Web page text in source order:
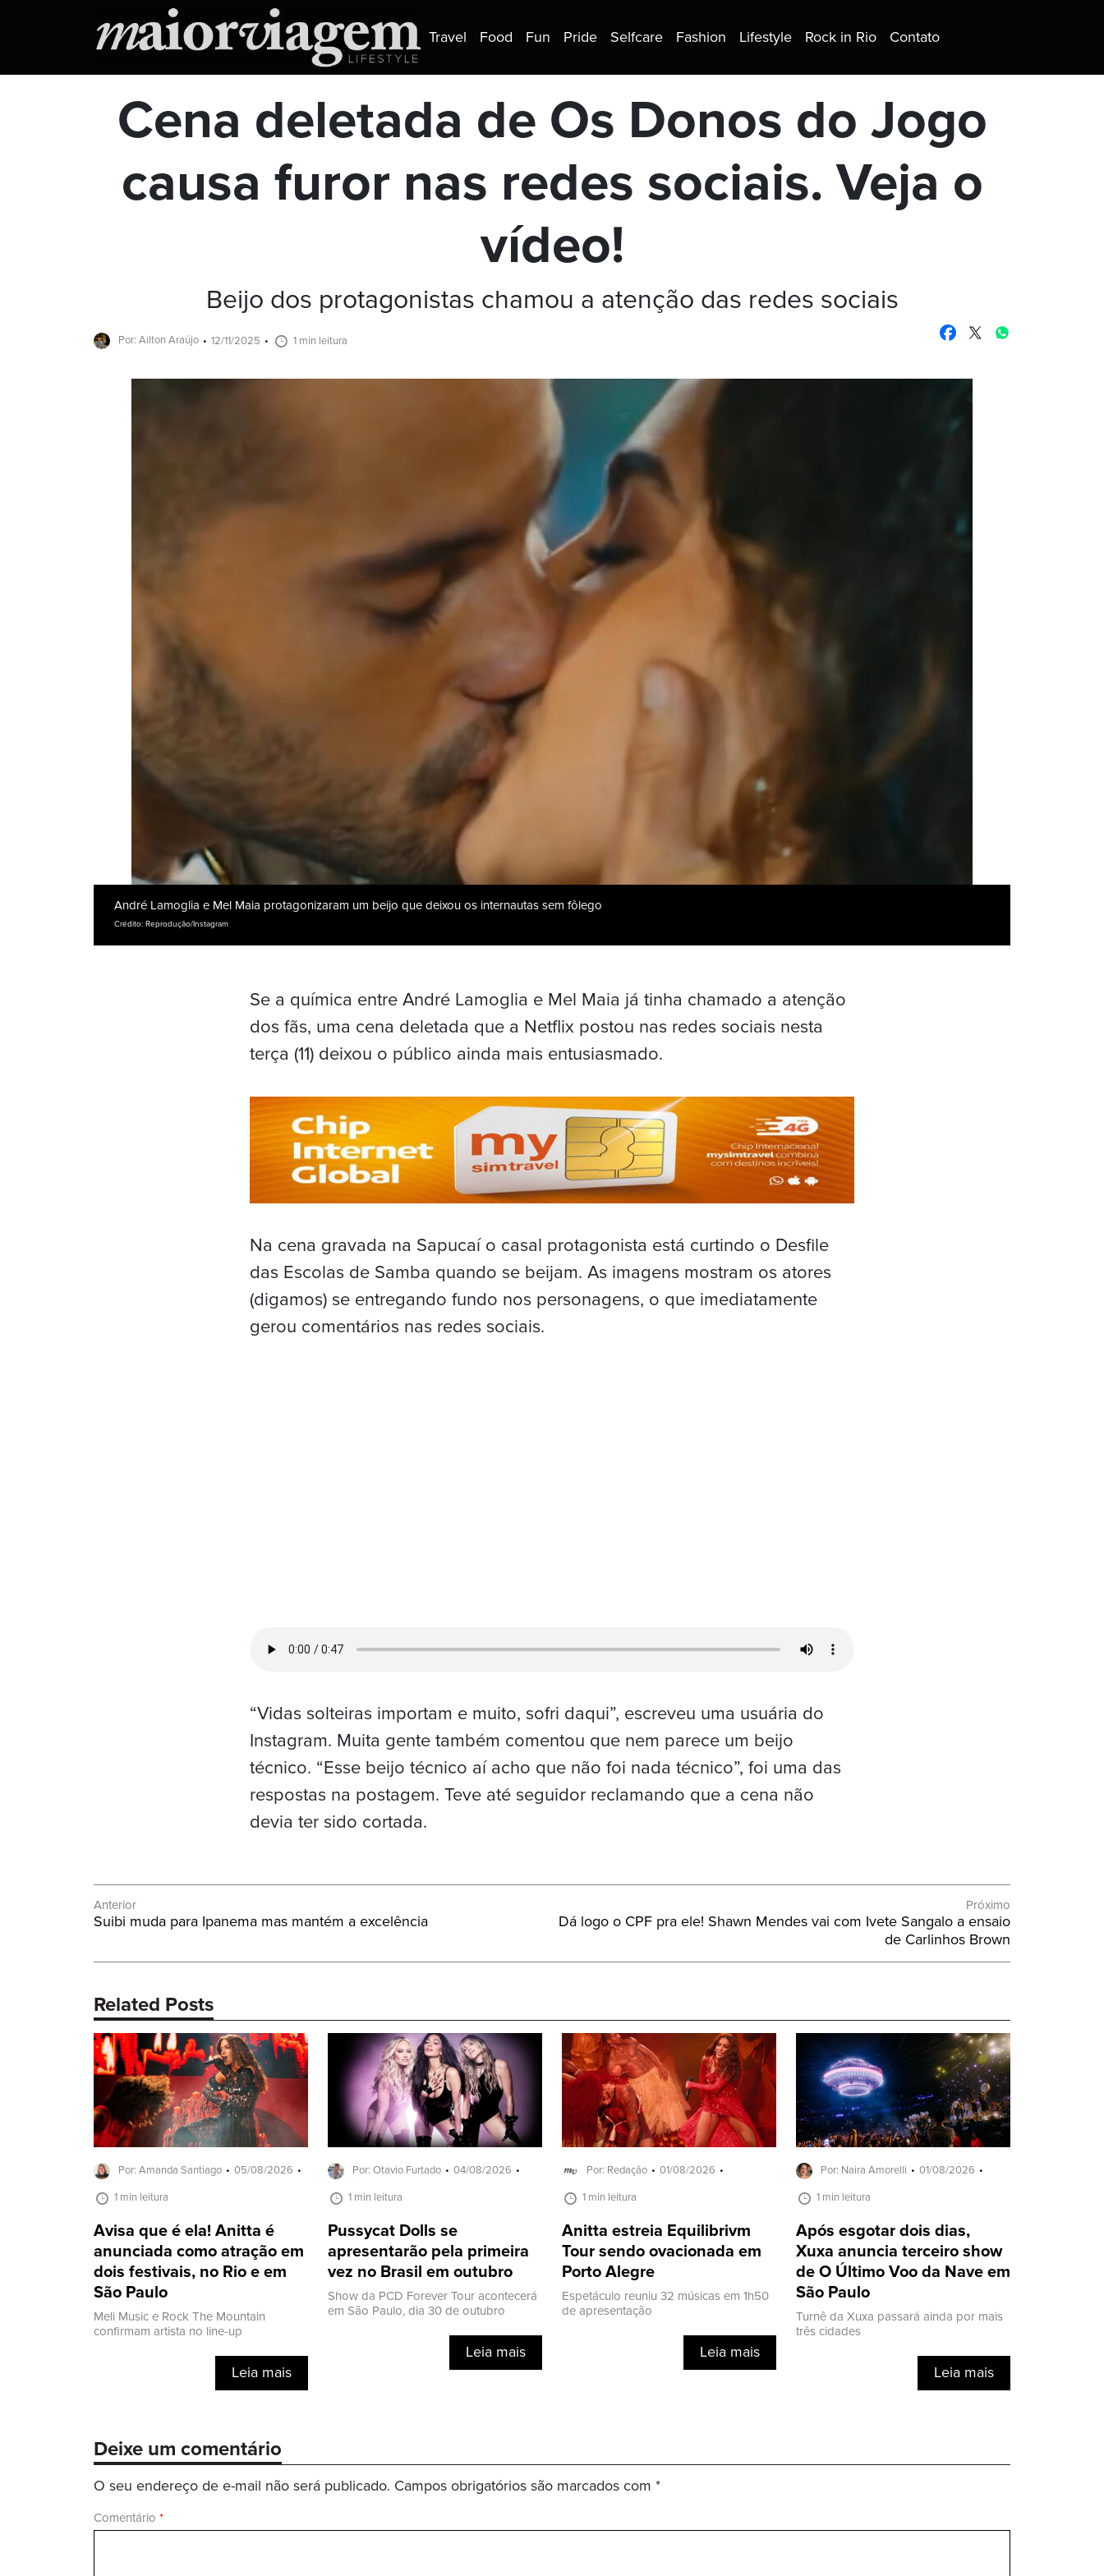
Travel Food Fun Pride Selfcare Fashion Lifestyle Rock in Rio Contato
Cena deletada de Os Donos do Jogo
causa furor nas redes sociais. Veja o
vídeo!
Beijo dos protagonistas chamou a atenção das redes sociais
Por: Ailton Araújo 12/11/2025 1 min leitura
André Lamoglia e Mel Maia protagonizaram um beijo que deixou os internautas sem fôlego
Crédito: Reprodução/Instagram
Se a química entre André Lamoglia e Mel Maia já tinha chamado a atenção
dos fãs, uma cena deletada que a Netflix postou nas redes sociais nesta
terça (11) deixou o público ainda mais entusiasmado.
Na cena gravada na Sapucaí o casal protagonista está curtindo o Desfile
das Escolas de Samba quando se beijam. As imagens mostram os atores
(digamos) se entregando fundo nos personagens, o que imediatamente
gerou comentários nas redes sociais.
“Vidas solteiras importam e muito, sofri daqui”, escreveu uma usuária do
Instagram. Muita gente também comentou que nem parece um beijo
técnico. “Esse beijo técnico aí acho que não foi nada técnico”, foi uma das
respostas na postagem. Teve até seguidor reclamando que a cena não
devia ter sido cortada.
Navegação
de
Post
Anterior
Post
Suibi muda para Ipanema mas mantém a excelência
Próximo
Próximo
Dá logo o CPF pra ele! Shawn Mendes vai com Ivete Sangalo a ensaio
de Carlinhos Brown
Related Posts
Por: Amanda Santiago 05/08/2026
1 min leitura
Avisa que é ela! Anitta é
anunciada como atração em
dois festivais, no Rio e em
São Paulo
Meli Music e Rock The Mountain
confirmam artista no line-up
Leia mais
Por: Otavio Furtado 04/08/2026
1 min leitura
Pussycat Dolls se
apresentarão pela primeira
vez no Brasil em outubro
Show da PCD Forever Tour acontecerá
em São Paulo, dia 30 de outubro
Leia mais
Por: Redação 01/08/2026
1 min leitura
Anitta estreia Equilibrivm
Tour sendo ovacionada em
Porto Alegre
Espetáculo reuniu 32 músicas em 1h50
de apresentação
Leia mais
Por: Naira Amorelli 01/08/2026
1 min leitura
Após esgotar dois dias,
Xuxa anuncia terceiro show
de O Último Voo da Nave em
São Paulo
Turnê da Xuxa passará ainda por mais
três cidades
Leia mais
Deixe um comentário
O seu endereço de e-mail não será publicado. Campos obrigatórios são marcados com *
Comentário *